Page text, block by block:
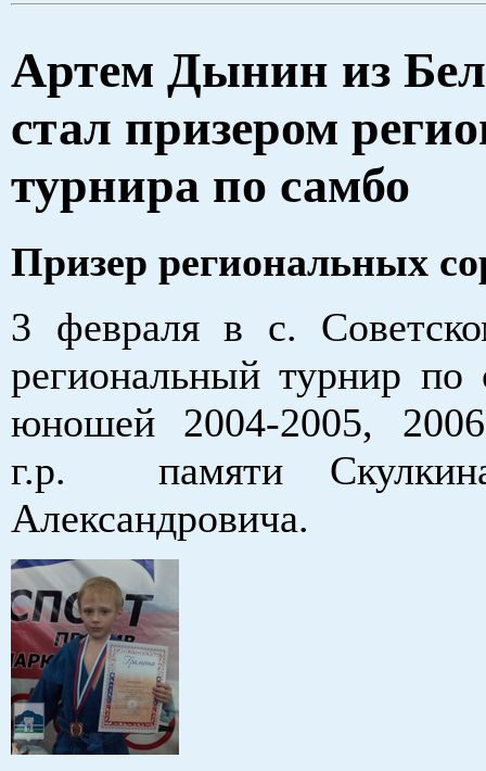
Артем Дынин из
стал призером
турнира по самбо
Призер региональных
3 февраля в с.
региональный турнир по
юношей 2004-2005,
г.р. памяти
Александровича.